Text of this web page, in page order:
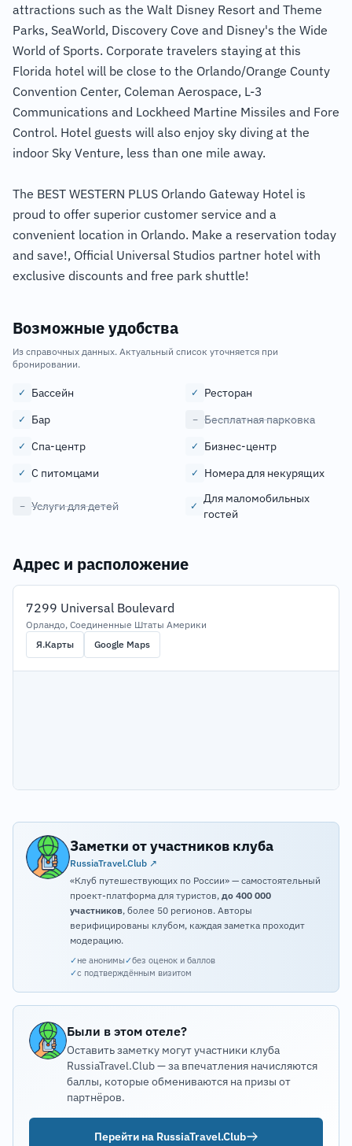
attractions such as the Walt Disney Resort and Theme
Parks, SeaWorld, Discovery Cove and Disney's the Wide
World of Sports. Corporate travelers staying at this
Florida hotel will be close to the Orlando/Orange County
Convention Center, Coleman Aerospace, L-3
Communications and Lockheed Martine Missiles and Fore
Control. Hotel guests will also enjoy sky diving at the
indoor Sky Venture, less than one mile away.
The BEST WESTERN PLUS Orlando Gateway Hotel is
proud to offer superior customer service and a
convenient location in Orlando. Make a reservation today
and save!, Official Universal Studios partner hotel with
exclusive discounts and free park shuttle!
Возможные удобства
Из справочных данных. Актуальный список уточняется при
бронировании.
✓ Бассейн ✓ Ресторан
✓ Бар − Бесплатная парковка
✓ Спа-центр ✓ Бизнес-центр
✓ С питомцами ✓ Номера для некурящих
− Услуги для детей ✓
Для маломобильных
гостей
Адрес и расположение
7299 Universal Boulevard
Орландо, Соединенные Штаты Америки
Я.Карты
Google Maps
Заметки от участников клуба
RussiaTravel.Club ↗
«Клуб путешествующих по России» — самостоятельный
проект-платформа для туристов, до 400 000
участников, более 50 регионов. Авторы
верифицированы клубом, каждая заметка проходит
модерацию.
✓не анонимы✓без оценок и баллов
✓с подтверждённым визитом
Были в этом отеле?
Оставить заметку могут участники клуба
RussiaTravel.Club — за впечатления начисляются
баллы, которые обмениваются на призы от
партнёров.
Перейти на RussiaTravel.Club